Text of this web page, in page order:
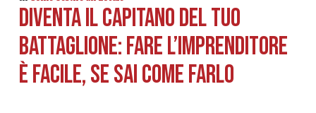
DIVENTA IL CAPITANO DEL TUO
BATTAGLIONE: FARE L’IMPRENDITORE
è FACILE, SE SAI COME FARLO